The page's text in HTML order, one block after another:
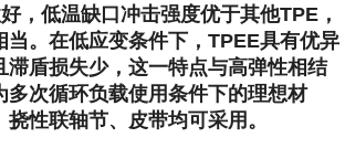
，低温缺口冲击强度优于其他TPE，
当。在低应变条件下，TPEE具有优异
滞盾损失少，这一特点与高弹性相结
多次循环负载使用条件下的理想材
性联轴节、皮带均可采用。